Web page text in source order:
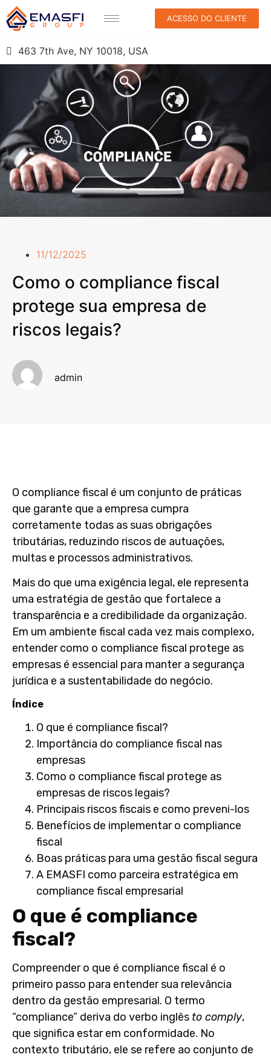
ACESSO DO CLIENTE
463 7th Ave, NY 10018, USA
11/12/2025
Como o compliance fiscal
protege sua empresa de
riscos legais?
admin
O compliance fiscal é um conjunto de práticas
que garante que a empresa cumpra
corretamente todas as suas obrigações
tributárias, reduzindo riscos de autuações,
multas e processos administrativos.
Mais do que uma exigência legal, ele representa
uma estratégia de gestão que fortalece a
transparência e a credibilidade da organização.
Em um ambiente fiscal cada vez mais complexo,
entendercomo o compliance fiscal protege as
empresas é essencial para manter a segurança
jurídica e a sustentabilidade do negócio.
Índice
O que é compliance fiscal?
Importância do compliance fiscal nas
empresas
Como o compliance fiscal protege as
empresas de riscos legais?
Principais riscos fiscais e como preveni-los
Benefícios de implementar o compliance
fiscal
Boas práticas para uma gestão fiscal segura
A EMASFI como parceira estratégica em
compliance fiscal empresarial
O que é compliance
fiscal?
Compreendero que é compliance fiscal é o
primeiro passo para entender sua relevância
dentro da gestão empresarial. O termo
“compliance” deriva do verbo inglês to comply,
que significa estar em conformidade. No
contexto tributário, ele se refere ao conjunto de